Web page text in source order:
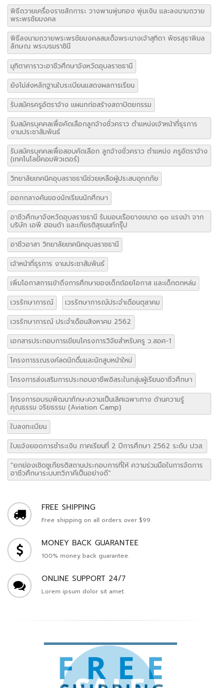
พิธีถวายเครื่องราชสักการะ วางพานพุ่มทอง พุ่มเงิน และลงนามถวาย
พระพรชัยมงคล
พิธีลงนามถวายพระพรชัยมงคลสมเด็จพระนางเจ้าสุทิดา พัชรสุธาพิมล
ลักษณ พระบรมราชินี
มุทิตาคาราวะอาชีวศึกษาจังหวัดอุบลราชธานี
ยังไม่ส่งหลักฐานใบระเบียนแสดงผลการเรียน
รับสมัครครูอัตราจ้าง แผนกก่อสร้างสถาปัตยกรรม
รับสมัครบุคคลเพื่อคัดเลือกลูกจ้างชั่วคราว ตำแหน่งเจ้าหน้าที่ธุรการ
งานประชาสัมพันธ์
รับสมัครบุคคลเพื่อสอบคัดเลือก ลูกจ้างชั่วคราว ตำแหน่ง ครูอัตราจ้าง
(เทคโนโลยีคอมพิวเตอร์)
วิทยาลัยเทคนิคอุบลราชธานีช่วยเหลือผู้ประสบอุทกภัย
ออกกลางคันของนักเรียนนักศึกษา
อาชีวศึกษาจังหวัดอุบลราชธานี รับมอบเรือยางขนาด ๑๐ แรงม้า จาก
บริษัท เอพี ฮอนด้า และเกียรติสุรนนท์กรุ๊ป
อาชีวอาสา วิทยาลัยเทคนิคอุบลราชธานี
เจ้าหน้าที่ธุรการ งานประชาสัมพันธ์
เพิ่มโอกาสการเข้าถึงการศึกษาของเด็กด้อยโอกาส และเด็กตกหล่น
เวรรักษาการณ์
เวรรักษาการณ์ประจำเดือนตุลาคม
เวรรักษาการณ์ ประจำเดือนสิงหาคม 2562
เอกสารประกอบการเขียนโครงการวิจัยสำหรับครู ว.สอศ-1
โครงการรณรงค์ลดนักดื่มและนักสูบหน้าใหม่
โครงการส่งเสริมการประกอบอาชีพอิสระในกลุ่มผู้เรียนอาชีวศึกษา
โครงการอบรมพัฒนาทักษะความเป็นเลิศเฉพาะทาง ด้านความรู้
คุณธรรม จริยธรรม (Aviation Camp)
ใบลงทะเบียน
ใบแจ้งยอดการชำระเงิน ภาคเรียนที่ 2 ปีการศึกษา 2562 ระดับ ปวส.
“ยกย่องเชิดชูเกียรติสถานประกอบการที่ให้ ความร่วมมือในการจัดการ
อาชีวศึกษาระบบทวิภาคีเป็นอย่างดี”
FREE SHIPPING
Free shipping on all orders over $99.
MONEY BACK GUARANTEE
100% money back guarantee.
ONLINE SUPPORT 24/7
Lorem ipsum dolor sit amet.